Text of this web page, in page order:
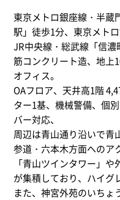
東京メトロ銀座線・半蔵
駅」徒歩1分、東京メト
JR中央線・総武線「信
筋コンクリート造、地上
オフィス。
OAフロア、天井高1階
ター1基、機械警備、個
バー対応、
周辺は青山通り沿いで青
参道・六本木方面へのア
「青山ツインタワー」
が集積しており、ハイグ
また、神宮外苑のいちょ